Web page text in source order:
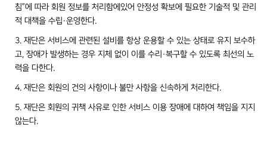
침”에 따라 회원 정보를 처리함에있어 안정성 확보에 필요한 기술적 및 관리
적 대책을 수립·운영한다.
3. 재단은 서비스에 관련된 설비를 항상 운용할 수 있는 상태로 유지 보수하
고, 장애가 발생하는 경우 지체 없이 이를 수리·복구할 수 있도록 최선의 노
력을 다한다.
4. 재단은 회원의 건의 사항이나 불만 사항을 신속하게 처리한다.
5. 재단은 회원의 귀책 사유로 인한 서비스 이용 장애에 대하여 책임을 지지
않는다.